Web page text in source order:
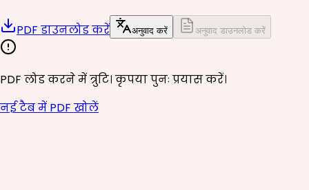
PDF डाउनलोड करें अनुवाद करें अनुवाद डाउनलोड करें
PDF लोड करने में त्रुटि। कृपया पुनः प्रयास करें।
नई टैब में PDF खोलें